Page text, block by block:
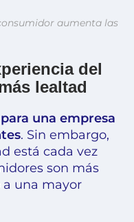
aumenta las
del
lealtad
una empresa
. Sin embargo,
está cada vez
son más
una mayor